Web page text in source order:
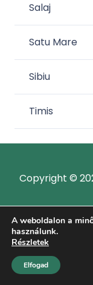
Salaj
Satu Mare
Sibiu
Timis
Copyright ©
A weboldalon a
használunk.
Részletek
Elfogad